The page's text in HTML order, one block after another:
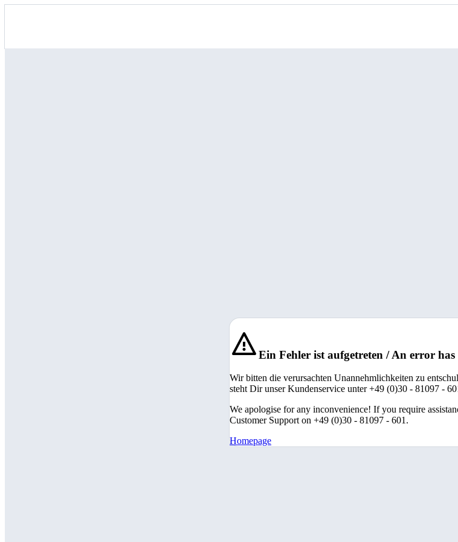
Ein Fehler ist aufgetreten / An error has
Wir bitten die verursachten Unannehmlichkeiten zu
steht Dir unser Kundenservice unter +49 (0)30 - 81097 -
We apologise for any inconvenience! If you require
Customer Support on +49 (0)30 - 81097 - 601.
Homepage